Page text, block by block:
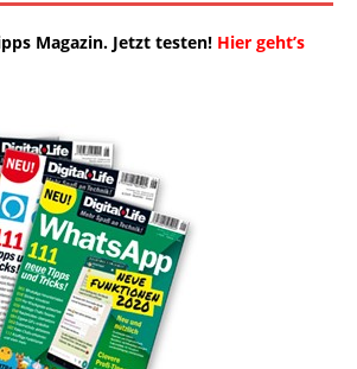
Magazin. Jetzt testen! Hier geht’s